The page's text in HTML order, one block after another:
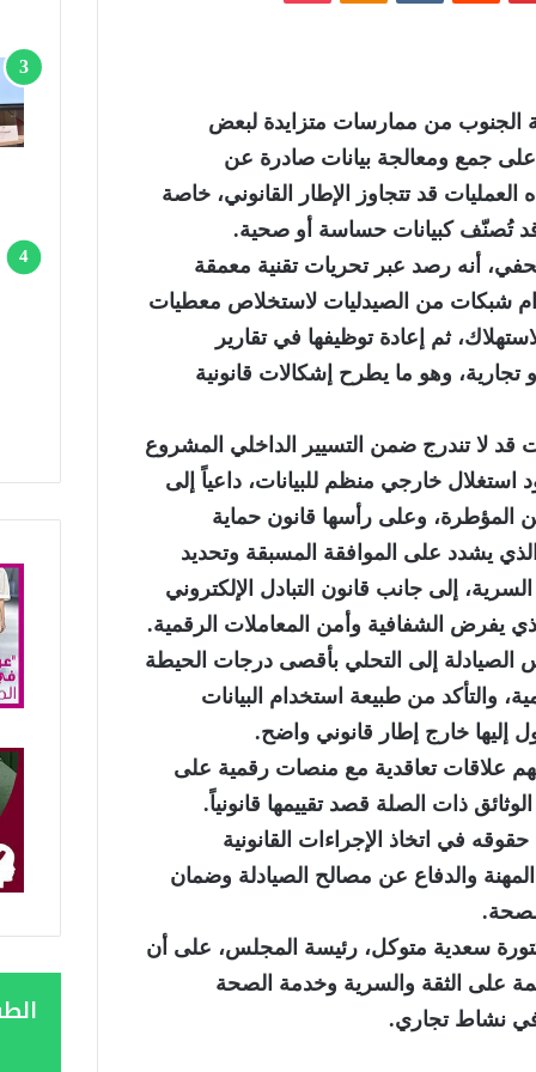
الجنوب من ممارسات متزايدة لبعض
على جمع ومعالجة بيانات صادرة عن
قد تتجاوز الإطار القانوني، خاصة
قد تُصنّف كبيانات حساسة أو صحية.
أنه رصد عبر تحريات تقنية معمقة
شبكات من الصيدليات لاستخلاص معطيات
ثم إعادة توظيفها في تقارير
تجارية، وهو ما يطرح إشكالات قانونية
قد لا تندرج ضمن التسيير الداخلي المشروع
استغلال خارجي منظم للبيانات، داعياً إلى
المؤطرة، وعلى رأسها قانون حماية
الشخصية 09-08، الذي يشدد على الموافقة المسبقة وتحديد
إلى جانب قانون التبادل الإلكتروني
الصيادلة إلى التحلي بأقصى درجات الحيطة
والتأكد من طبيعة استخدام البيانات
إليها خارج إطار قانوني واضح.
علاقات تعاقدية مع منصات رقمية على
ذات الصلة قصد تقييمها قانونياً.
في اتخاذ الإجراءات القانونية
المهنة والدفاع عن مصالح الصيادلة وضمان
سعدية متوكل، رئيسة المجلس، على أن
على الثقة والسرية وخدمة الصحة
في نشاط تجاري.